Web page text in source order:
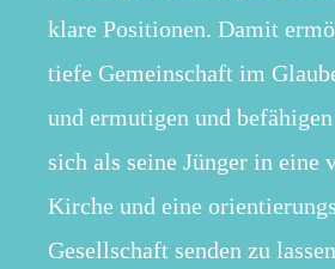
klare Positionen. Damit
tiefe Gemeinschaft im
und ermutigen und
sich als seine Jünger in eine
Kirche und eine
Gesellschaft senden zu